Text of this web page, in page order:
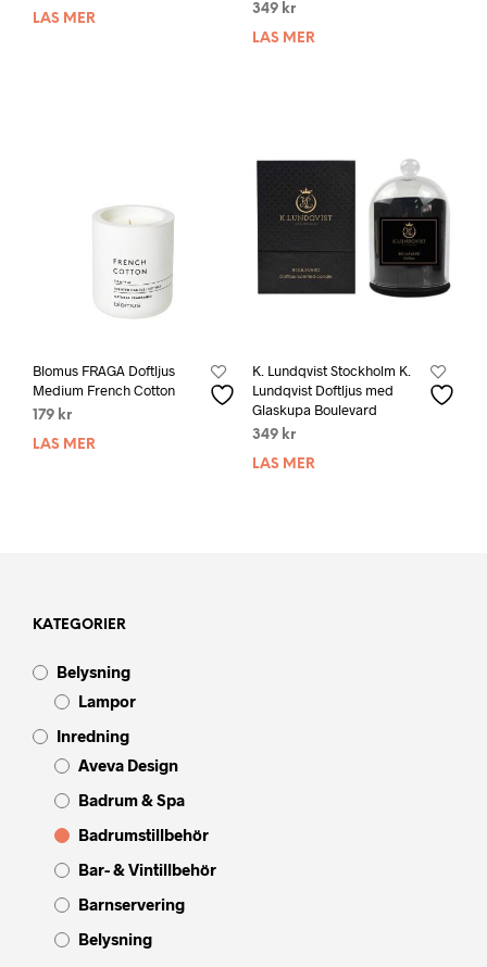
LÄS MER
349 kr
LÄS MER
Blomus FRAGA Doftljus
Medium French Cotton
179 kr
LÄS MER
K. Lundqvist Stockholm K.
Lundqvist Doftljus med
Glaskupa Boulevard
349 kr
LÄS MER
KATEGORIER
Belysning
Lampor
Inredning
Aveva Design
Badrum & Spa
Badrumstillbehör
Bar- & Vintillbehör
Barnservering
Belysning